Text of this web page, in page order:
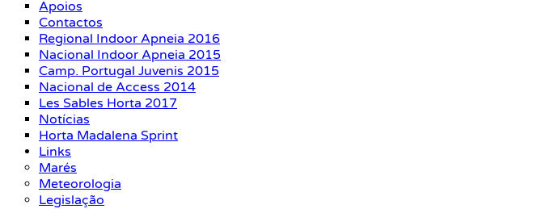
Apoios
Contactos
Regional Indoor Apneia 2016
Nacional Indoor Apneia 2015
Camp. Portugal Juvenis 2015
Nacional de Access 2014
Les Sables Horta 2017
Notícias
Horta Madalena Sprint
Links
Marés
Meteorologia
Legislação